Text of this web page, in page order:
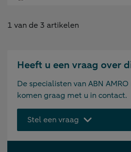
1 van de 3 artikelen
Heeft u een vraag over
De specialisten van ABN
komen graag met u in contact.
Stel een vraag